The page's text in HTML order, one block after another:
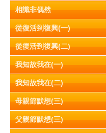
相識非偶然
從復活到復興(一)
從復活到復興(二)
我知故我在(一)
我知故我在(二)
母親節默想(三)
父親節默想(三)